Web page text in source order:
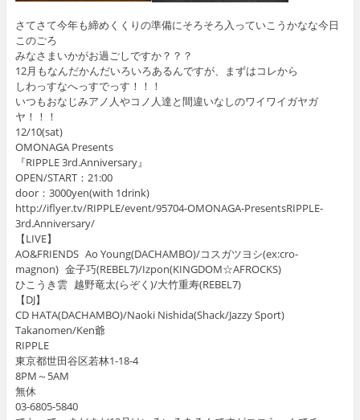
さてさて今年も締めくくりの準備にそろそろ入っていこうかなな今日
このごろ
みなさまいかがお過ごしですか？？？
12月もなんだかんだいろいろあるんですが、まずはコレから
しわっすなへっすでっす！！！
いつもおなじみアノ人やコノ人達と間違いなしのワイワイガヤガ
ヤ！！！
12/10(sat)
OMONAGA Presents
『RIPPLE 3rd.Anniversary』
OPEN/START：21:00
door：3000yen(with 1drink)
http://iflyer.tv/RIPPLE/event/95704-OMONAGA-PresentsRIPPLE-
3rd.Anniversary/
【LIVE】
AO&FRIENDS Ao Young(DACHAMBO)/コスガツヨシ(ex:cro-
magnon) 金子巧(REBEL7)/Izpon(KINGDOM☆AFROCKS)
ひこうき雲 越野竜太(らぞく)/大竹重寿(REBEL7)
【DJ】
CD HATA(DACHAMBO)/Naoki Nishida(Shack/Jazzy Sport)
Takanomen/Ken爺
RIPPLE
東京都世田谷区若林1-18-4
8PM～5AM
無休
03-6805-5840